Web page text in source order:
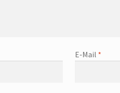
E-Mail *